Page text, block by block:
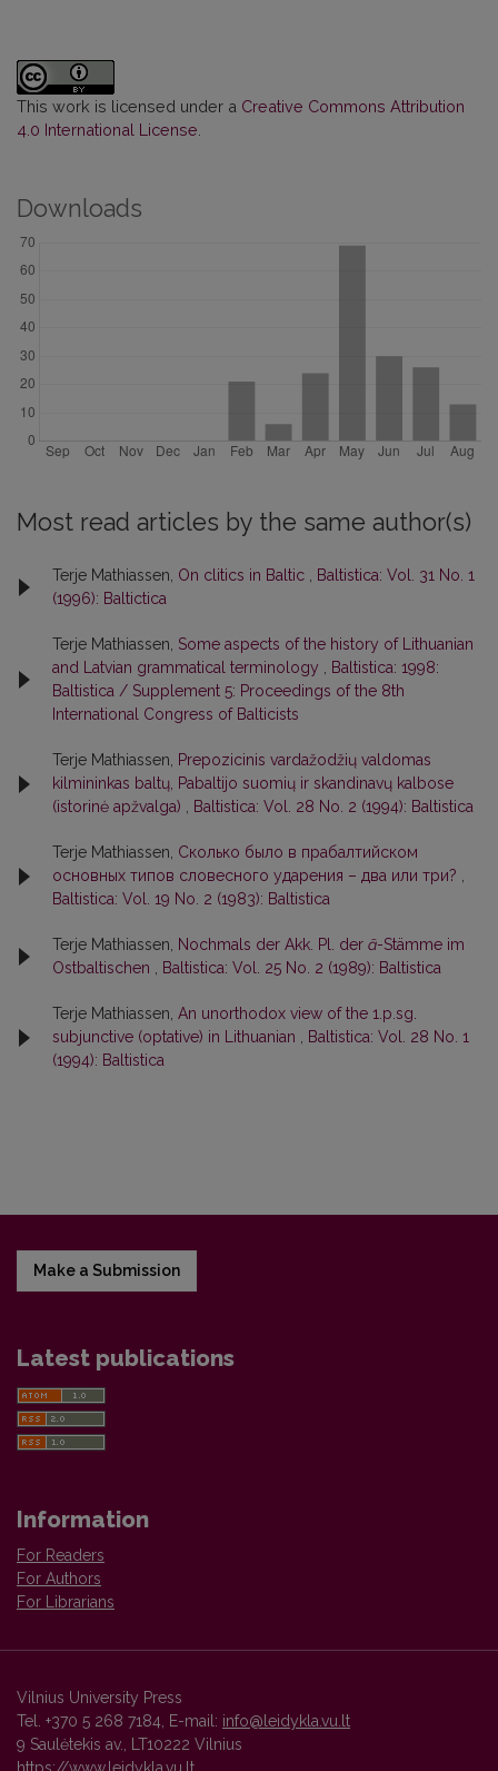
This work is licensed under a Creative Commons Attribution
4.0 International License
Downloads
Most read articles by the same author(s)
Terje Mathiassen, On clitics in Baltic
Baltistica: Vol. 31 No. 1
(1996): Baltictica
Terje Mathiassen, Some aspects of the history of Lithuanian
and Latvian grammatical terminology
Baltistica: 1998:
Baltistica / Supplement 5: Proceedings of the 8th
International Congress of Balticists
Terje Mathiassen,
Prepozicinis vardažodžių valdomas
kilmininkas baltų, Pabaltijo suomių ir skandinavų kalbose
(istorinė apžvalga)
Baltistica: Vol. 28 No. 2 (1994): Baltistica
Terje Mathiassen, Сколько было в прабалтийском
основных типов словесного ударения – два или три?
Baltistica: Vol. 19 No. 2 (1983): Baltistica
Terje Mathiassen, Nochmals der Akk. Pl. der ā-Stämme im
Ostbaltischen
Baltistica: Vol. 25 No. 2 (1989): Baltistica
Terje Mathiassen, An unorthodox view of the 1.p.sg.
subjunctive (optative) in Lithuanian
Baltistica: Vol. 28 No. 1
(1994): Baltistica
Make a Submission
Latest publications
Information
For Readers
For Authors
For Librarians
Vilnius University Press
Tel. +370 5 268 7184, E-mail: info@leidykla.vu.lt
9 Saulėtekis av., LT10222 Vilnius